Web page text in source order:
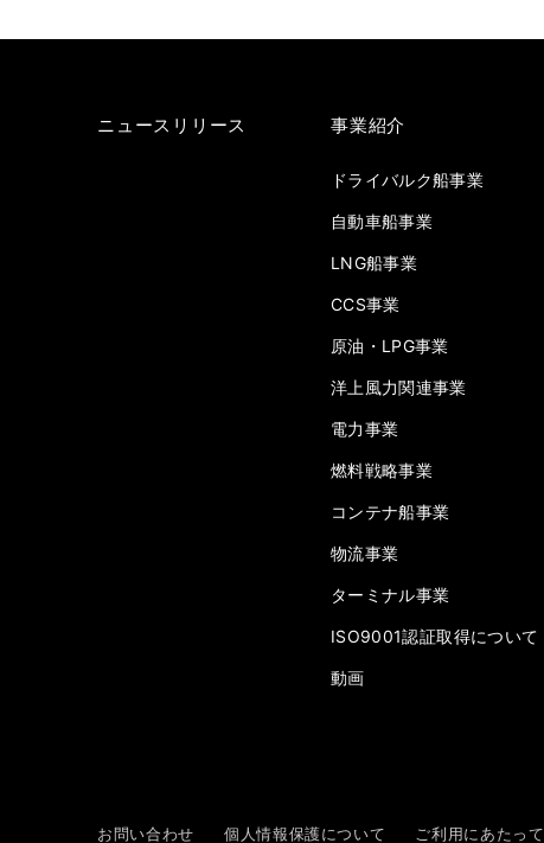
ニュースリリース 事業紹介
ドライバルク船事業
自動車船事業
LNG船事業
CCS事業
原油・LPG事業
洋上風力関連事業
電力事業
燃料戦略事業
コンテナ船事業
物流事業
ターミナル事業
ISO9001認証取得について
動画
お問い合わせ 個人情報保護について ご利用にあたって